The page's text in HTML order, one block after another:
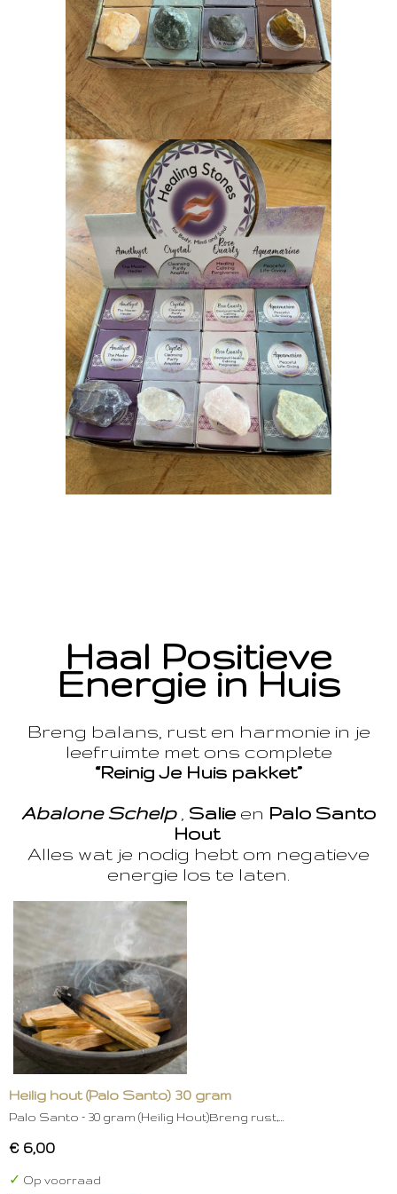
Haal Positieve
Energie in Huis
Breng balans, rust en harmonie in je
leefruimte met ons complete
“Reinig Je Huis pakket”
Abalone Schelp, Salie en Palo Santo
Hout
Alles wat je nodig hebt om negatieve
energie los te laten.
Heilig hout (Palo Santo) 30 gram
Palo Santo – 30 gram (Heilig Hout)Breng rust,…
€ 6,00
✓ Op voorraad